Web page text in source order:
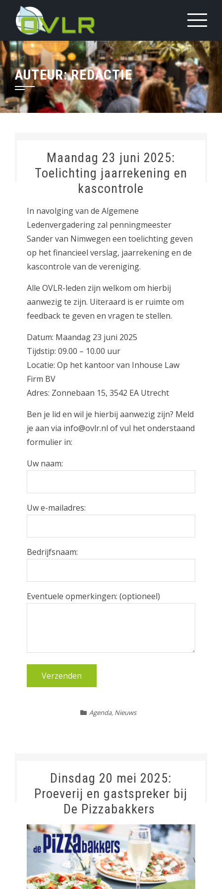
over
ga
naar
inhoudAUTEUR:REDACTIE
Maandag 23 juni 2025:
Toelichting jaarrekening en
kascontrole
In navolging van de Algemene
Ledenvergadering zal penningmeester
Sander van Nimwegen een toelichting geven
op het financieel verslag, jaarrekening en de
kascontrole van de vereniging.
Alle OVLR-leden zijn welkom om hierbij
aanwezig te zijn. Uiteraard is er ruimte om
feedback te geven en vragen te stellen.
Datum: Maandag 23 juni 2025
Tijdstip: 09.00 – 10.00 uur
Locatie: Op het kantoor van Inhouse Law
Firm BV
Adres: Zonnebaan 15, 3542 EA Utrecht
Ben je lid en wil je hierbij aanwezig zijn? Meld
je aan via info@ovlr.nl of vul het onderstaand
formulier in:
Uw naam:
Uw e-mailadres:
Bedrijfsnaam:
Eventuele opmerkingen: (optioneel)
Agenda, Nieuws
Dinsdag 20 mei 2025:
Proeverij en gastspreker bij
De Pizzabakkers